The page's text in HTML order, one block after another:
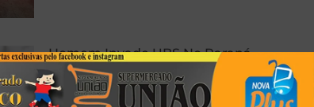
Homem Invade UBS No Paraná,
Quebra Tudo E Coloca
Preservativo No Ânus Diante De
Pacientes